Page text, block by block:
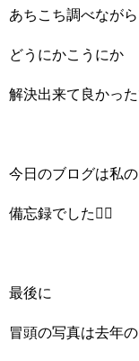
あちこち調べながら
どうにかこうにか
解決出来て良かっ
今日のブログは私
備忘録でした✌🏻
最後に
冒頭の写真は去年